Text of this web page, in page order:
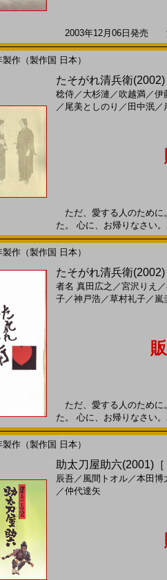
2003年12月06日発売
作（製作国 日本）
たそがれ清兵衛
稔侍／ 大杉漣 ／ 吹越満／伊
／ 尾美としのり ／ 田中泯／
ただ、愛する人のために
た。 心に、お帰りなさい
作（製作国 日本）
たそがれ清兵衛
者名 真田広之 ／宮沢りえ ／
子／神戸浩／草村礼子／ 嵐
ただ、愛する人のために
た。 心に、お帰りなさい
作（製作国 日本）
助太刀屋助六(2001)
辰吾／ 風間トオル／本田博
／仲代達矢